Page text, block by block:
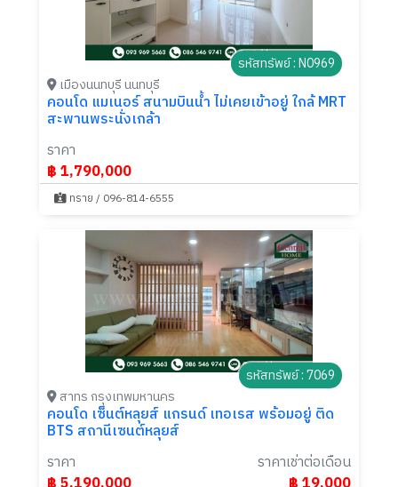
รหัสทรัพย์ : N0969
เมืองนนทบุรี นนทบุรี
คอนโด แมเนอร์ สนามบินน้ำ ไม่เคยเข้าอยู่ ใกล้ MRT
สะพานพระนั่งเกล้า
ราคา
฿ 1,790,000
ทราย / 096-814-6555
รหัสทรัพย์ : 7069
สาทร กรุงเทพมหานคร
คอนโด เซ็นต์หลุยส์ แกรนด์ เทอเรส พร้อมอยู่ ติด
BTS สถานีเซนต์หลุยส์
ราคา
ราคาเช่าต่อเดือน